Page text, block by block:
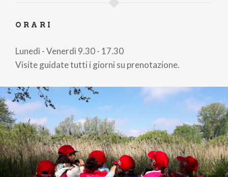
ORARI
Lunedì - Venerdì 9.30 - 17.30
Visite guidate tutti i giorni su prenotazione.